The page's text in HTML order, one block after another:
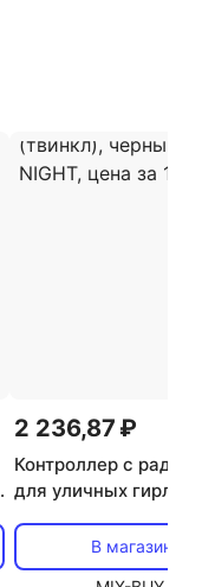
2 236,87 ₽
Контроллер с
для уличных гирлянд
черный NEON-NIGHT,
за 1 шт
В магазин